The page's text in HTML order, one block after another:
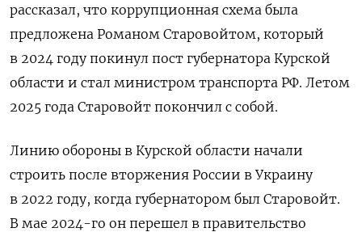
рассказал, что коррупционная схема была
предложена Романом Старовойтом, который
в 2024 году покинул пост губернатора Курской
области и стал министром транспорта РФ. Летом
2025 года Старовойт покончил с собой.
Линию обороны в Курской области начали
строить после вторжения России в Украину
в 2022 году, когда губернатором был Старовойт.
В мае 2024-го он перешел в правительство